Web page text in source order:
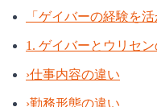
「ゲイバーの経験を
1. ゲイバーとウリセ
›仕事内容の違い
›勤務形態の違い